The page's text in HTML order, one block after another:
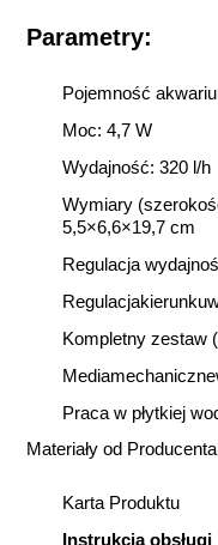
Parametry:
Pojemność
Moc: 4,7 W
Wydajność: 320 l/h
Wymiary
5,5×6,6×19,7 cm
Regulacja
Kompletny zestaw
Praca w płytkiej
Materiały od
Karta Produktu
Instrukcja obsługi